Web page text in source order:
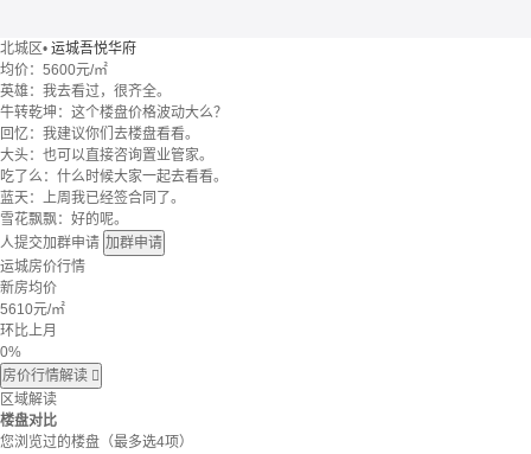
北城区• 运城吾悦华府
均价： 5600元/㎡
英雄：我去看过，很齐全。
牛转乾坤：这个楼盘价格波动大么？
回忆：我建议你们去楼盘看看。
大头：也可以直接咨询置业管家。
吃了么：什么时候大家一起去看看。
蓝天：上周我已经签合同了。
雪花飘飘：好的呢。
人提交加群申请 加群申请
运城房价行情
新房均价
5610元/㎡
环比上月
0%
房价行情解读 
区域解读
楼盘对比
您浏览过的楼盘 （最多选4项）